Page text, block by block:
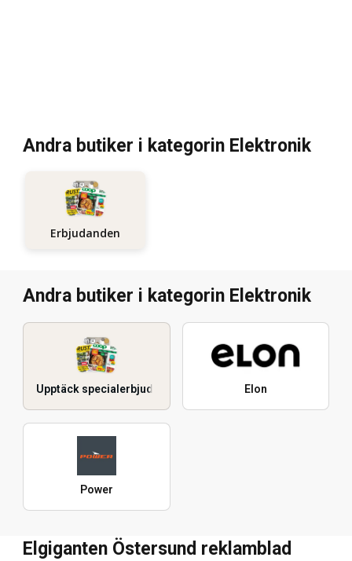
Andra butiker i kategorin Elektronik
Erbjudanden
Andra butiker i kategorin Elektronik
Upptäck specialerbjudanden Elon
Power
Elgiganten Östersund reklamblad